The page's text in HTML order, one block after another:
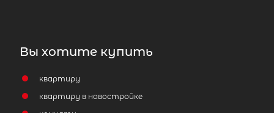
Вы хотите купить
квартиру
квартиру в новостройке